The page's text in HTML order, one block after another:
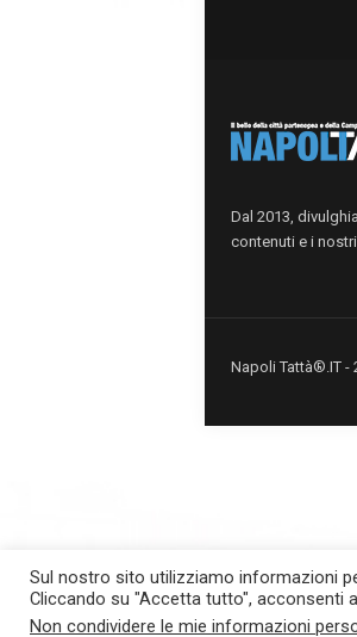
Dal 2013,
contenuti e i
Napoli Tattà®.IT -
Sul nostro sito utilizziamo informazioni
Cliccando su "Accetta tutto", acconsenti
Non condividere le mie informazioni
situs scam